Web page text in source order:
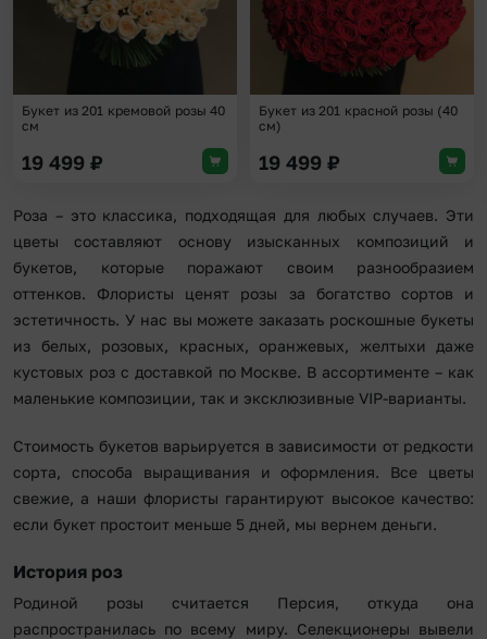
Букет из 201 кремовой розы 40
см
19 499 ₽
Букет из 201 красной розы (40
см)
19 499 ₽
Роза – это классика, подходящая для любых случаев. Эти
цветы составляют основу изысканных композиций и
букетов, которые поражают своим разнообразием
оттенков. Флористы ценят розы за богатство сортов и
эстетичность. У нас вы можете заказать роскошные букеты
из белых, розовых, красных, оранжевых, желтыхи даже
кустовых роз с доставкой по Москве. В ассортименте – как
маленькие композиции, так и эксклюзивные VIP-варианты.
Стоимость букетов варьируется в зависимости от редкости
сорта, способа выращивания и оформления. Все цветы
свежие, а наши флористы гарантируют высокое качество:
если букет простоит меньше 5 дней, мы вернем деньги.
История роз
Родиной розы считается Персия, откуда она
распространилась по всему миру. Селекционеры вывели